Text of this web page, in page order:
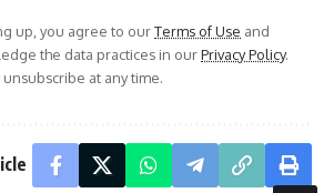
up, you agree to ourTerms of Use and
the data practices in ourPrivacy Policy.
unsubscribe at any time.